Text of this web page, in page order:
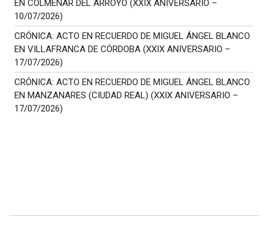
EN COLMENAR DEL ARROYO (XXIX ANIVERSARIO –
10/07/2026)
CRÓNICA: ACTO EN RECUERDO DE MIGUEL ÁNGEL BLANCO
EN VILLAFRANCA DE CÓRDOBA (XXIX ANIVERSARIO –
17/07/2026)
CRÓNICA: ACTO EN RECUERDO DE MIGUEL ÁNGEL BLANCO
EN MANZANARES (CIUDAD REAL) (XXIX ANIVERSARIO –
17/07/2026)